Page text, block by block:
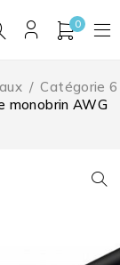
0
/ Catégorie 6
monobrin AWG